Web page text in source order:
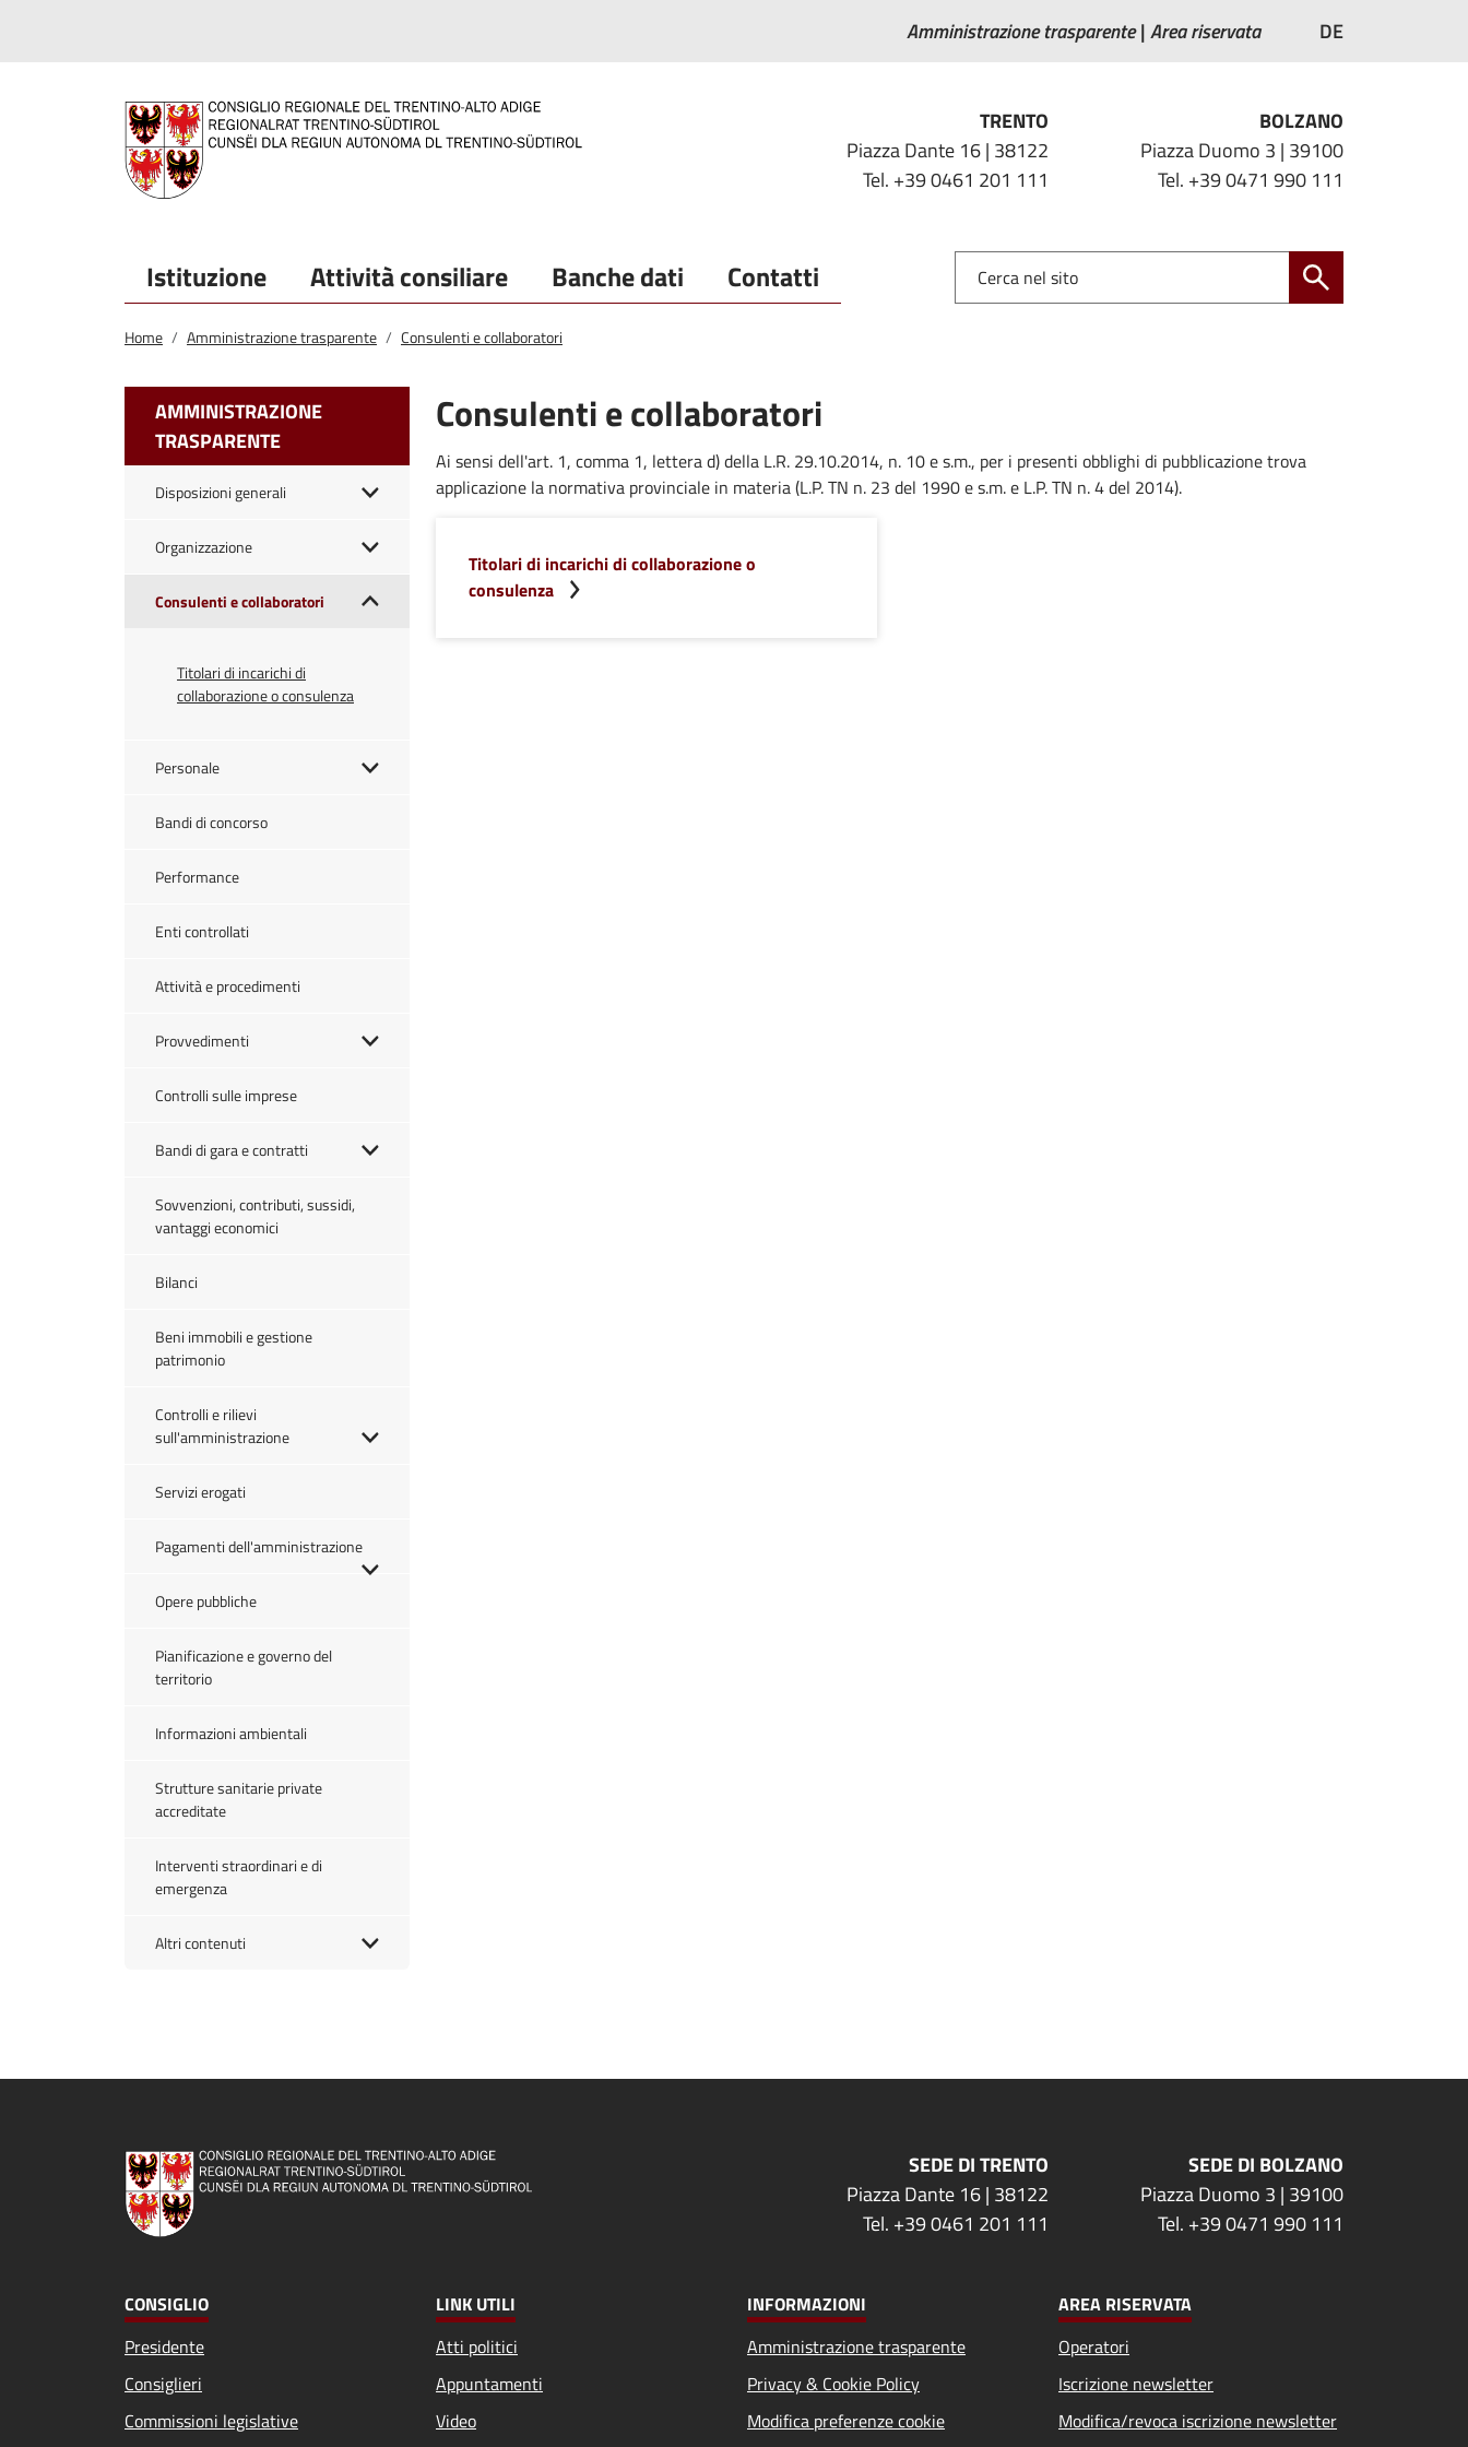
Amministrazione trasparente Area riservata DE
TRENTO
Piazza Dante 16 | 38122
Tel. +39 0461 201 111
BOLZANO
Piazza Duomo 3 | 39100
Tel. +39 0471 990 111
Istituzione Attività consiliare Banche dati Contatti
Home Amministrazione trasparente Consulenti e collaboratori
AMMINISTRAZIONE
TRASPARENTE
Disposizioni generali
Organizzazione
Consulenti e collaboratori
Titolari di incarichi di
collaborazione o consulenza
Personale
Bandi di concorso
Performance
Enti controllati
Attività e procedimenti
Provvedimenti
Controlli sulle imprese
Bandi di gara e contratti
Sovvenzioni, contributi, sussidi,
vantaggi economici
Bilanci
Beni immobili e gestione
patrimonio
Controlli e rilievi
sull'amministrazione
Servizi erogati
Pagamenti dell'amministrazione
Opere pubbliche
Pianificazione e governo del
territorio
Informazioni ambientali
Strutture sanitarie private
accreditate
Interventi straordinari e di
emergenza
Altri contenuti
Consulenti e collaboratori
Ai sensi dell'art. 1, comma 1, lettera d) della L.R. 29.10.2014, n. 10 e s.m., per i presenti obblighi di pubblicazione trova
applicazione la normativa provinciale in materia (L.P. TN n. 23 del 1990 e s.m. e L.P. TN n. 4 del 2014).
Titolari di incarichi di collaborazione o
consulenza
SEDE DI TRENTO
Piazza Dante 16 | 38122
Tel. +39 0461 201 111
SEDE DI BOLZANO
Piazza Duomo 3 | 39100
Tel. +39 0471 990 111
CONSIGLIO
Presidente
Consiglieri
Commissioni legislative
LINK UTILI
Atti politici
Appuntamenti
Video
INFORMAZIONI
Amministrazione trasparente
Privacy & Cookie Policy
Modifica preferenze cookie
AREA RISERVATA
Operatori
Iscrizione newsletter
Modifica/revoca iscrizione newsletter